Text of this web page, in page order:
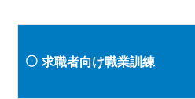
求職者向け職業訓練